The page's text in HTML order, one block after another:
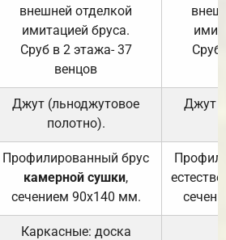
внешней отделкой
имитацией бруса.
Сруб в 2 этажа- 37
венцов
Сруб
Джут (льноджутовое
полотно).
Джут
Профилированный брус
камерной сушки,
сечением 90х140 мм.
Каркасные: доска